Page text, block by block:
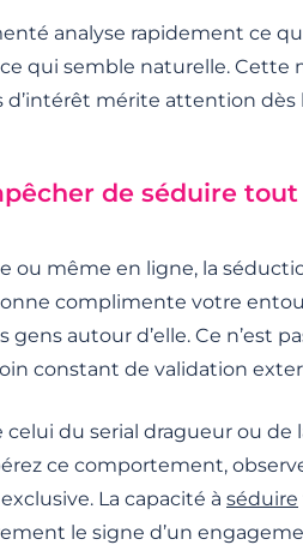
analyse rapidement ce
qui semble naturelle. Cette
d’intérêt mérite attention
de séduire
ou même en ligne, la
complimente votre
gens autour d’elle. Ce n’est
constant de validation
du serial dragueur ou de
ce comportement,
La capacité à séduire
le signe d’un